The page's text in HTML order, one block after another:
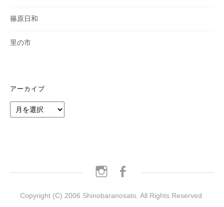
篠原日和
里の市
アーカイブ
ー
instagram
Copyright (C) 2006 Shinobaranosato. All Rights Reserved.